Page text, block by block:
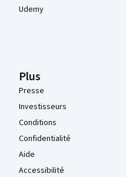
Udemy
Plus
Presse
Investisseurs
Conditions
Confidentialité
Aide
Accessibilité